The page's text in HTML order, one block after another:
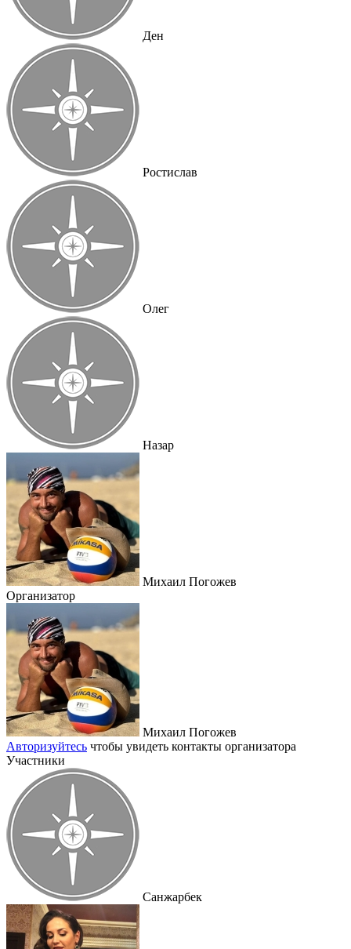
Ден
Ростислав
Олег
Назар
Михаил Погожев
Организатор
Михаил Погожев
Авторизуйтесь чтобы увидеть контакты организатора
Участники
Санжарбек